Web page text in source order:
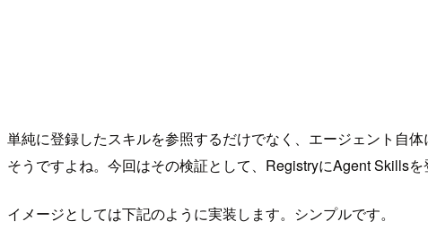
単純に登録したスキルを参照するだけでなく、エージェント自
そうですよね。今回はその検証として、RegistryにAgent Skills
イメージとしては下記のように実装します。シンプルです。